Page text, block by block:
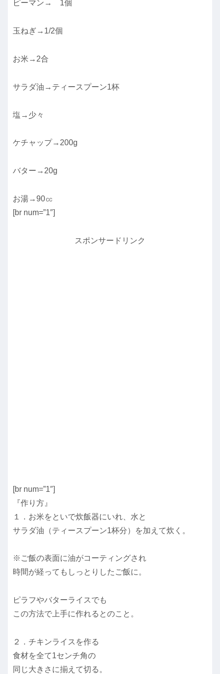
ピーマン→ 1個
玉ねぎ→1/2個
お米→2合
サラダ油→ティースプーン1杯
塩→少々
ケチャップ→200g
バター→20g
お湯→90㏄
[br num=”1″]
スポンサードリンク
[br num=”1″]
『作り方』
１．お米をといで炊飯器にいれ、水と
サラダ油（ティースプーン1杯分）を加えて炊く。
※ご飯の表面に油がコーティングされ
時間が経ってもしっとりしたご飯に。
ピラフやバターライスでも
この方法で上手に作れるとのこと。
２．チキンライスを作る
食材を全て1センチ角の
同じ大きさに揃えて切る。